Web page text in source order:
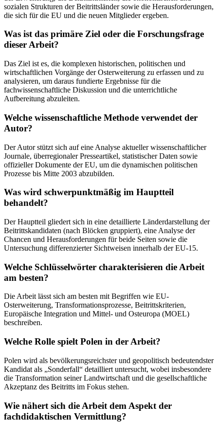
sozialen Strukturen der Beitrittsländer sowie die Herausforderungen,
die sich für die EU und die neuen Mitglieder ergeben.
Was ist das primäre Ziel oder die Forschungsfrage
dieser Arbeit?
Das Ziel ist es, die komplexen historischen, politischen und
wirtschaftlichen Vorgänge der Osterweiterung zu erfassen und zu
analysieren, um daraus fundierte Ergebnisse für die
fachwissenschaftliche Diskussion und die unterrichtliche
Aufbereitung abzuleiten.
Welche wissenschaftliche Methode verwendet der
Autor?
Der Autor stützt sich auf eine Analyse aktueller wissenschaftlicher
Journale, überregionaler Presseartikel, statistischer Daten sowie
offizieller Dokumente der EU, um die dynamischen politischen
Prozesse bis Mitte 2003 abzubilden.
Was wird schwerpunktmäßig im Hauptteil
behandelt?
Der Hauptteil gliedert sich in eine detaillierte Länderdarstellung der
Beitrittskandidaten (nach Blöcken gruppiert), eine Analyse der
Chancen und Herausforderungen für beide Seiten sowie die
Untersuchung differenzierter Sichtweisen innerhalb der EU-15.
Welche Schlüsselwörter charakterisieren die Arbeit
am besten?
Die Arbeit lässt sich am besten mit Begriffen wie EU-
Osterweiterung, Transformationsprozesse, Beitrittskriterien,
Europäische Integration und Mittel- und Osteuropa (MOEL)
beschreiben.
Welche Rolle spielt Polen in der Arbeit?
Polen wird als bevölkerungsreichster und geopolitisch bedeutendster
Kandidat als „Sonderfall“ detailliert untersucht, wobei insbesondere
die Transformation seiner Landwirtschaft und die gesellschaftliche
Akzeptanz des Beitritts im Fokus stehen.
Wie nähert sich die Arbeit dem Aspekt der
fachdidaktischen Vermittlung?